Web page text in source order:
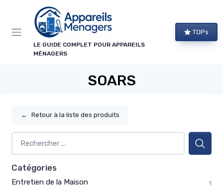
LE GUIDE COMPLET POUR APPAREILS
MÉNAGERS
TOPs
SOARS
← Retour à la liste des produits
Catégories
Entretien de la Maison 1
Panneau de gestion des cookies